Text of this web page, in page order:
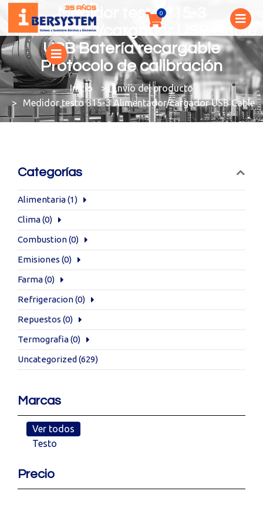
Medidor testo 315-3
Alimentador/cargador USB Cable
USB Batería recargable
Protocolo de calibración
You are here:
Envío del producto
Medidor testo 315-3 Alimentador/cargador USB Cable
Categorías
Alimentaria(1)
Clima(0)
Combustion(0)
Emisiones (0)
Farma(0)
Refrigeracion(0)
Repuestos (0)
Termografia(0)
Uncategorized (629)
Marcas
Ver todos
Testo
Precio